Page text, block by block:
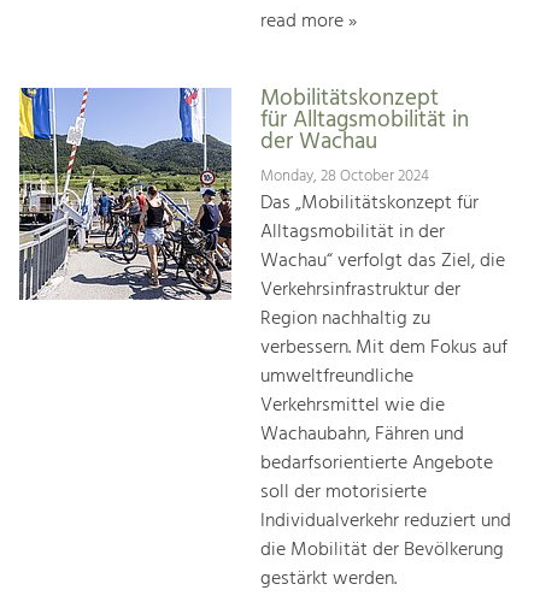
read more »
Mobilitätskonzept
für Alltagsmobilität in
der Wachau
Monday, 28 October 2024
Das „Mobilitätskonzept für
Alltagsmobilität in der
Wachau“ verfolgt das Ziel, die
Verkehrsinfrastruktur der
Region nachhaltig zu
verbessern. Mit dem Fokus auf
umweltfreundliche
Verkehrsmittel wie die
Wachaubahn, Fähren und
bedarfsorientierte Angebote
soll der motorisierte
Individualverkehr reduziert und
die Mobilität der Bevölkerung
gestärkt werden.